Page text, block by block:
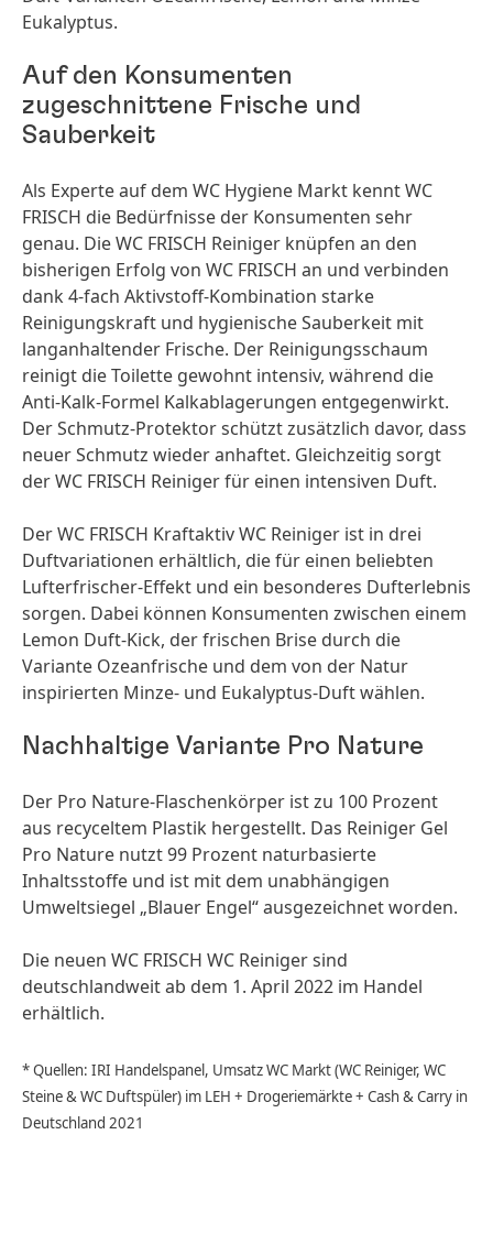
Eukalyptus.
Auf den Konsumenten
zugeschnittene Frische und
Sauberkeit
Als Experte auf dem WC Hygiene Markt kennt WC
FRISCH die Bedürfnisse der Konsumenten sehr
genau. Die WC FRISCH Reiniger knüpfen an den
bisherigen Erfolg von WC FRISCH an und verbinden
dank 4-fach Aktivstoff-Kombination starke
Reinigungskraft und hygienische Sauberkeit mit
langanhaltender Frische. Der Reinigungsschaum
reinigt die Toilette gewohnt intensiv, während die
Anti-Kalk-Formel Kalkablagerungen entgegenwirkt.
Der Schmutz-Protektor schützt zusätzlich davor, dass
neuer Schmutz wieder anhaftet. Gleichzeitig sorgt
der WC FRISCH Reiniger für einen intensiven Duft.
Der WC FRISCH Kraftaktiv WC Reiniger ist in drei
Duftvariationen erhältlich, die für einen beliebten
Lufterfrischer-Effekt und ein besonderes Dufterlebnis
sorgen. Dabei können Konsumenten zwischen einem
Lemon Duft-Kick, der frischen Brise durch die
Variante Ozeanfrische und dem von der Natur
inspirierten Minze- und Eukalyptus-Duft wählen.
Nachhaltige Variante Pro Nature
Der Pro Nature-Flaschenkörper ist zu 100 Prozent
aus recyceltem Plastik hergestellt. Das Reiniger Gel
Pro Nature nutzt 99 Prozent naturbasierte
Inhaltsstoffe und ist mit dem unabhängigen
Umweltsiegel „Blauer Engel“ ausgezeichnet worden.
Die neuen WC FRISCH WC Reiniger sind
deutschlandweit ab dem 1. April 2022 im Handel
erhältlich.
* Quellen: IRI Handelspanel, Umsatz WC Markt(WC Reiniger, WC
Steine & WC Duftspüler) im LEH + Drogeriemärkte + Cash & Carry in
Deutschland 2021